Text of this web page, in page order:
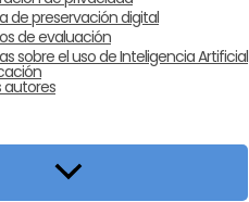
de preservación digital
de evaluación
sobre el uso de Inteligencia Artificial
autores